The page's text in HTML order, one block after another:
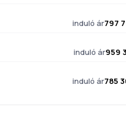
induló ár797
induló ár959
induló ár785